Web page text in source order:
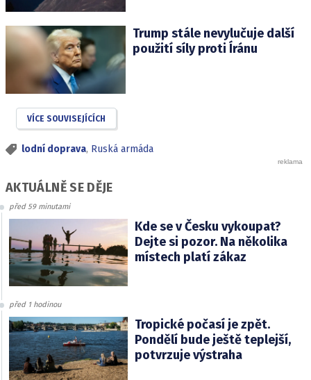
Trump stále nevylučuje další
použití síly proti Íránu
VÍCE SOUVISEJÍCÍCH
lodní doprava, Ruská armáda
AKTUÁLNĚ SE DĚJE
před 59 minutami
Kde se v Česku vykoupat?
Dejte si pozor. Na několika
místech platí zákaz
před 1 hodinou
Tropické počasí je zpět.
Pondělí bude ještě teplejší,
potvrzuje výstraha